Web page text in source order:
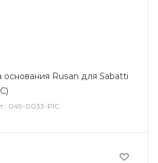
основания Rusan для Sabatti
049-0033-PIC